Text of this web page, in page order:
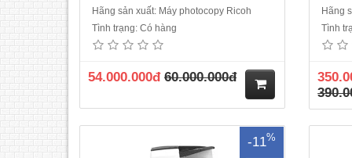
Hãng sản xuất: Máy photocopy Ricoh
Tình trạng: Có hàng
54.000.000đ 60.000.000đ
ua
Hãng
Tình
-11%
mới 100%, Hàng chính hãng nguyên đai,
nguyên kiện đầy đủ CO, CQ chính
hãngChức năng chính: Photocopy/ in/
Scan mạngTốc độ sao chụp/in: 40 trang
A4/ phútMàn hình điều khiển: Màn hình
ứng
điều